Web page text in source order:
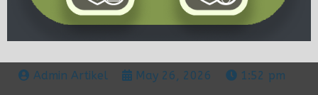
Admin Artikel May 26, 2026 1:52 pm